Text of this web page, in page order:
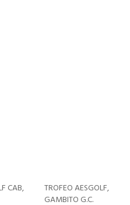
CAB,
TROFEO AESGOLF,
GAMBITO G.C.